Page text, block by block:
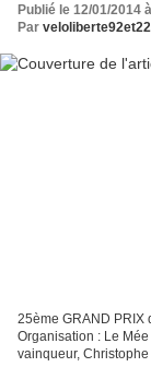
Publié le 12/01/2014
Par
25ème GRAND PRIX
Organisation : Le
vainqueur,